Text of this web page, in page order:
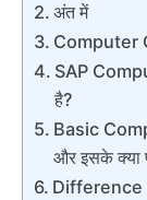
अंत में
Computer
SAP
है?
Basic
और इसके क्या
Difference